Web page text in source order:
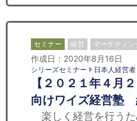
セミナー 経営 マーケティン
作成日：2020年8月16日
シリーズセミナー 日本人経営者
【２０２１年４月
向けワイズ経営塾
楽しく経営を行う